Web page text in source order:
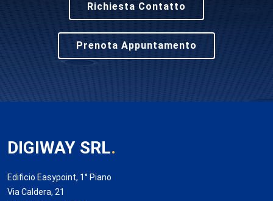
Richiesta Contatto
Prenota Appuntamento
DIGIWAY SRL.
Edificio Easypoint, 1° Piano
Via Caldera, 21